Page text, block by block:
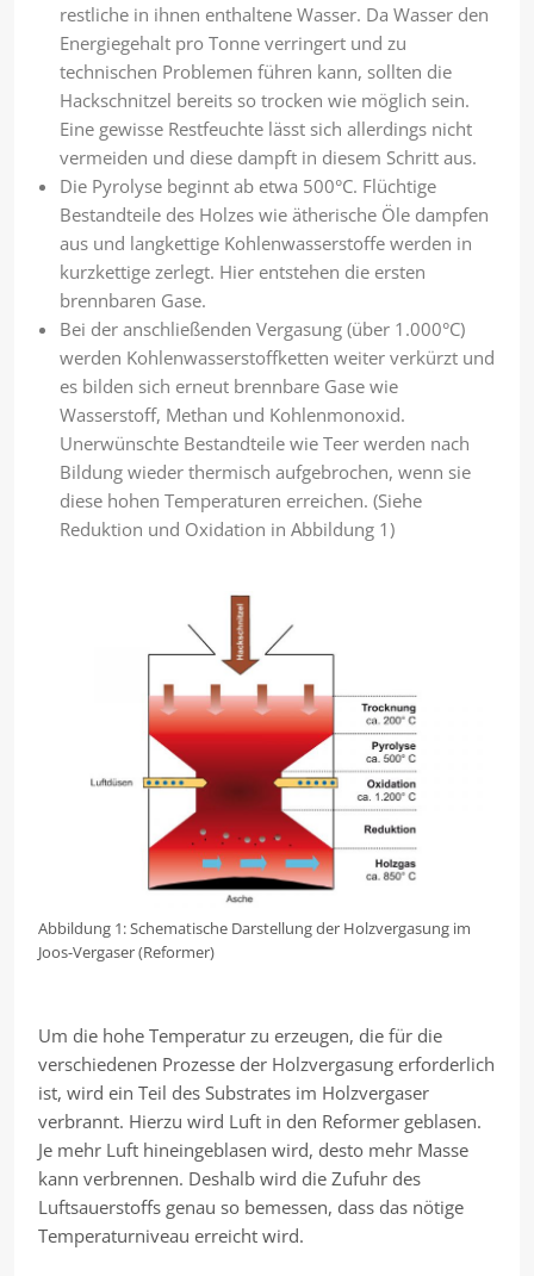
restliche in ihnen enthaltene Wasser. Da Wasser den
Energiegehalt pro Tonne verringert und zu
technischen Problemen führen kann, sollten die
Hackschnitzel bereits so trocken wie möglich sein.
Eine gewisse Restfeuchte lässt sich allerdings nicht
vermeiden und diese dampft in diesem Schritt aus.
Die Pyrolyse beginnt ab etwa 500°C. Flüchtige
Bestandteile des Holzes wie ätherische Öle dampfen
aus und langkettige Kohlenwasserstoffe werden in
kurzkettige zerlegt. Hier entstehen die ersten
brennbaren Gase.
Bei der anschließenden Vergasung (über 1.000°C)
werden Kohlenwasserstoffketten weiter verkürzt und
es bilden sich erneut brennbare Gase wie
Wasserstoff, Methan und Kohlenmonoxid.
Unerwünschte Bestandteile wie Teer werden nach
Bildung wieder thermisch aufgebrochen, wenn sie
diese hohen Temperaturen erreichen. (Siehe
Reduktion und Oxidation in Abbildung 1)
Abbildung 1: Schematische Darstellung der Holzvergasung im
Joos-Vergaser (Reformer)
Um die hohe Temperatur zu erzeugen, die für die
verschiedenen Prozesse der Holzvergasung erforderlich
ist, wird ein Teil des Substrates im Holzvergaser
verbrannt. Hierzu wird Luft in den Reformer geblasen.
Je mehr Luft hineingeblasen wird, desto mehr Masse
kann verbrennen. Deshalb wird die Zufuhr des
Luftsauerstoffs genau so bemessen, dass das nötige
Temperaturniveau erreicht wird.